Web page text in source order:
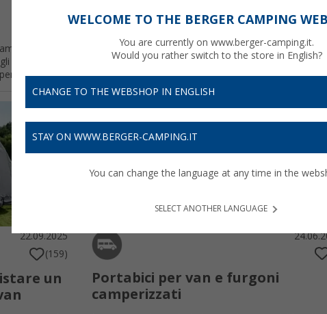
non è sempre semplice: tra soluzioni per camper, caravan,
per l’acquisto, guide pratiche e suggerimenti utili per valutare
il campeggio invernale, scopri tutto ciò che può rendere le tue
22.09.2025
(159)
un
VANLIFE HOBBY
Portabici per van e furgoni
camperizzati
WELCOME TO THE BERGER CAMPING
You are currently on www.berger-camping.it.
Would you rather switch to the store in English?
CHANGE TO THE WEBSHOP IN ENGLISH
STAY ON WWW.BERGER-CAMPING.IT
You can change the language at any time in the
SELECT ANOTHER LANGUAGE